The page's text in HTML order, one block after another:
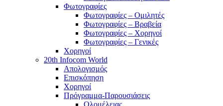
Φωτογραφίες
Φωτογραφίες – Ομιλητές
Φωτογραφίες – Βραβεία
Φωτογραφίες – Χορηγοί
Φωτογραφίες – Γενικές
Χορηγοί
20th Infocom World
Απολογισμός
Επισκόπηση
Χορηγοί
Πρόγραμμα-Παρουσιάσεις
Ολομέλειας